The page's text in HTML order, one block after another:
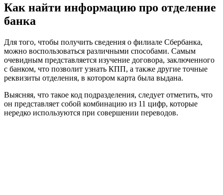
Как найти информацию про отделение
банка
Для того, чтобы получить сведения о филиале Сбербанка,
можно воспользоваться различными способами. Самым
очевидным представляется изучение договора, заключенного
с банком, что позволит узнать КПП, а также другие точные
реквизиты отделения, в котором карта была выдана.
Выясняя, что такое код подразделения, следует отметить, что
он представляет собой комбинацию из 11 цифр, которые
нередко используются при совершении переводов.